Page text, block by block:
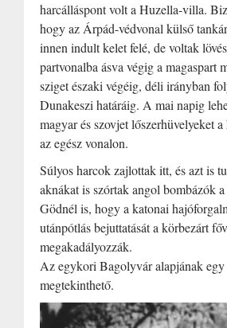
harcálláspont volt a Huzella-villa.
hogy az Árpád-védvonal külső
innen indult kelet felé, de voltak
partvonalba ásva végig a magaspart
sziget északi végéig, déli irányban
Dunakeszi határáig. A mai napig
magyar és szovjet lőszerhüvelyeket
az egész vonalon.
Súlyos harcok zajlottak itt, és azt is
aknákat is szórtak angol bombázók
Gödnél is, hogy a katonai
utánpótlás bejuttatását a körbezárt
megakadályozzák.
Az egykori Bagolyvár alapjának egy
megtekinthető.